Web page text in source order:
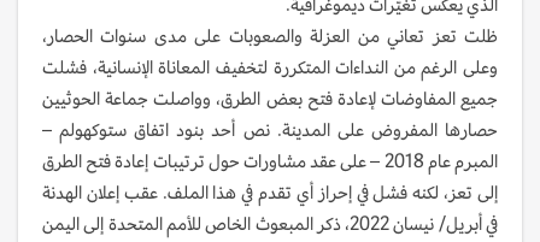
ظلت تعز تعاني من العزلة والصعوبات على مدى سنوات الحصار،
وعلى الرغم من النداءات المتكررة لتخفيف المعاناة الإنسانية، فشلت
جميع المفاوضات لإعادة فتح بعض الطرق، وواصلت جماعة الحوثيين
حصارها المفروض على المدينة. نص أحد بنود اتفاق ستوكهولم –
المبرم عام 2018 – على عقد مشاورات حول ترتيبات إعادة فتح الطرق
إلى تعز، لكنه فشل في إحراز أي تقدم في هذا الملف. عقب إعلان الهدنة
في أبريل/ نيسان 2022، ذكر المبعوث الخاص للأمم المتحدة إلى اليمن